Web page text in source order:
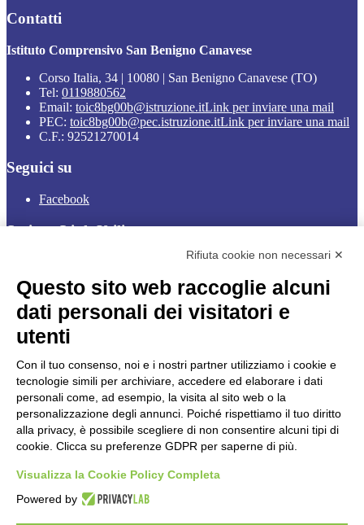
Contatti
Istituto Comprensivo San Benigno Canavese
Corso Italia, 34 | 10080 | San Benigno Canavese (TO)
Tel: 0119880562
Email: toic8bg00b@istruzione.itLink per inviare una mail
PEC: toic8bg00b@pec.istruzione.itLink per inviare una mail
C.F.: 92521270014
Seguici su
Facebook
Sezione Link Utili
Informativa Privacy
Ufficio Relazioni con il Pubblico
Dichiarazione di accessibilità
Obiettivi di accessibilità
Gestione consensi cookie
Amministrazione trasparente
Pagina visualizzata
2891 volte
Sezione Copyright
Copyright 2026 | Engineered and powered by Gruppo Spaggiari
Parma S.p.A. | Divisione Publishing & New Social Media
Rifiuta cookie non necessari ✕
Questo sito web raccoglie alcuni
dati personali dei visitatori e
utenti
Con il tuo consenso, noi e i nostri partner utilizziamo i cookie e
tecnologie simili per archiviare, accedere ed elaborare i dati
personali come, ad esempio, la visita al sito web o la
personalizzazione degli annunci. Poiché rispettiamo il tuo diritto
alla privacy, è possibile scegliere di non consentire alcuni tipi di
cookie. Clicca su preferenze GDPR per saperne di più.
Visualizza la Cookie Policy Completa
Powered by